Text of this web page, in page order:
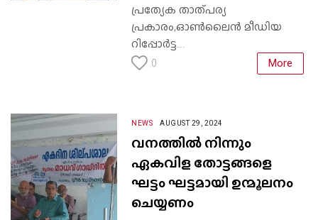
പ്രത്യേക താത്പര്യ
പ്രകാരം,ഓൺലൈൻ മീഡിയ
റിപ്പോർട്ട...
0 More
NEWS AUGUST 29, 2024
വനത്തിൽ നിന്നും
ഏകവിള തോട്ടങ്ങളെ
ഘട്ടം ഘട്ടമായി ഉന്മൂലനം
ചെയ്യണം